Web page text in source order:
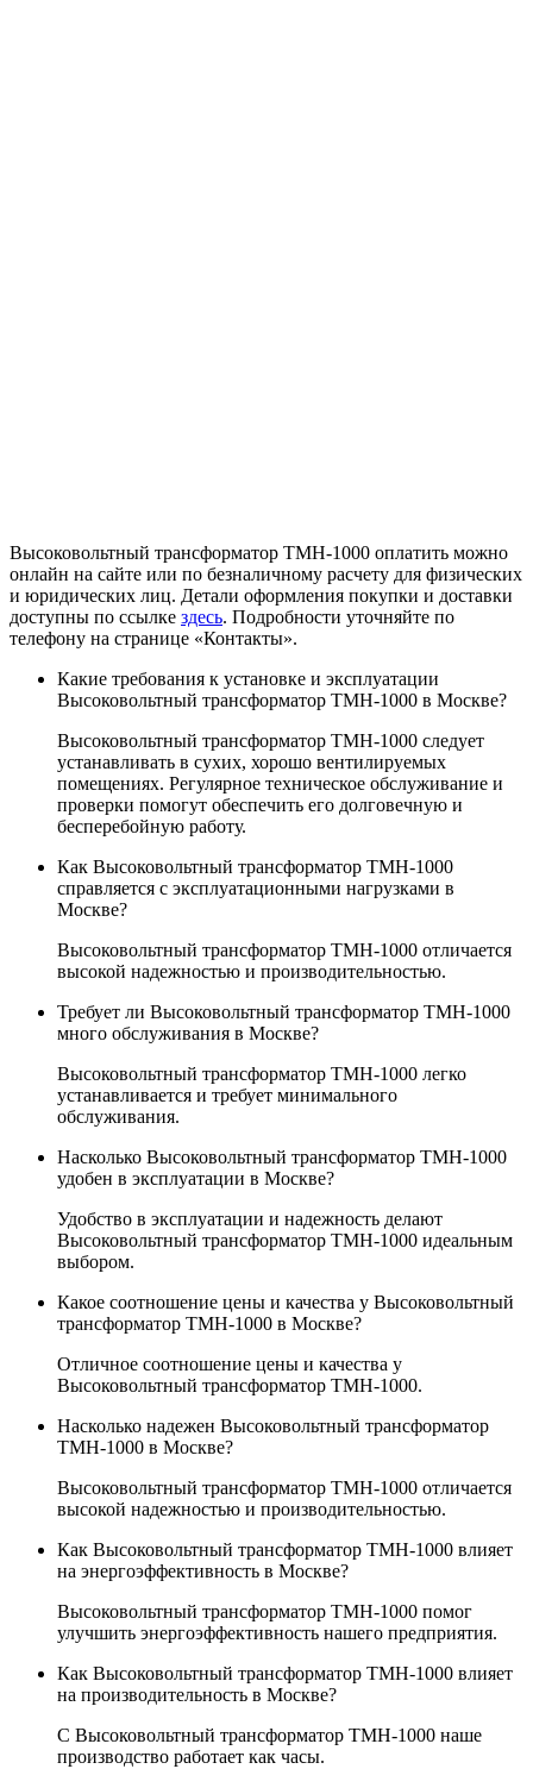
Высоковольтный трансформатор ТМН-1000 оплатить можно
онлайн на сайте или по безналичному расчету для физических
и юридических лиц. Детали оформления покупки и доставки
доступны по ссылке здесь. Подробности уточняйте по
телефону на странице «Контакты».
Какие требования к установке и эксплуатации
Высоковольтный трансформатор ТМН-1000 в Москве?
Высоковольтный трансформатор ТМН-1000 следует
устанавливать в сухих, хорошо вентилируемых
помещениях. Регулярное техническое обслуживание и
проверки помогут обеспечить его долговечную и
бесперебойную работу.
Как Высоковольтный трансформатор ТМН-1000
справляется с эксплуатационными нагрузками в
Москве?
Высоковольтный трансформатор ТМН-1000 отличается
высокой надежностью и производительностью.
Требует ли Высоковольтный трансформатор ТМН-1000
много обслуживания в Москве?
Высоковольтный трансформатор ТМН-1000 легко
устанавливается и требует минимального
обслуживания.
Насколько Высоковольтный трансформатор ТМН-1000
удобен в эксплуатации в Москве?
Удобство в эксплуатации и надежность делают
Высоковольтный трансформатор ТМН-1000 идеальным
выбором.
Какое соотношение цены и качества у Высоковольтный
трансформатор ТМН-1000 в Москве?
Отличное соотношение цены и качества у
Высоковольтный трансформатор ТМН-1000.
Насколько надежен Высоковольтный трансформатор
ТМН-1000 в Москве?
Высоковольтный трансформатор ТМН-1000 отличается
высокой надежностью и производительностью.
Как Высоковольтный трансформатор ТМН-1000 влияет
на энергоэффективность в Москве?
Высоковольтный трансформатор ТМН-1000 помог
улучшить энергоэффективность нашего предприятия.
Как Высоковольтный трансформатор ТМН-1000 влияет
на производительность в Москве?
С Высоковольтный трансформатор ТМН-1000 наше
производство работает как часы.